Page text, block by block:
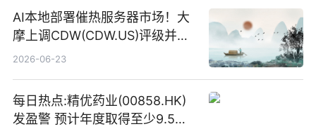
AI本地部署催热服务器市场！大
摩上调CDW(CDW.US)评级并看
高IBM(IBM.US)戴尔(DELL.US)
2026-06-23
每日热点:精优药业(00858.HK)
发盈警 预计年度取得至少9.5亿